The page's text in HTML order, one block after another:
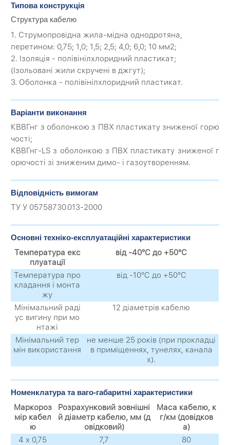
Типова конструкція
Структура кабелю
1. Струмопровідна жила-мідна однодротяна,
перетином: 0,75; 1,0; 1,5; 2,5; 4,0; 6,0; 10 мм2;
2. Ізоляція - полівінілхлоридний пластикат;
(Ізольовані жили скручені в джгут);
3. Оболонка - полівінілхлоридний пластикат.
Варіанти виконання
КВВГнг з оболонкою з ПВХ пластикату зниженої горю
чості;
КВВГнг-LS з оболонкою з ПВХ пластикату зниженої г
орючості зі зниженим димо- і газоутворенням.
Відповідність вимогам
ТУ У 05758730.013-2000
Основні техніко-експлуатаційні характеристики
Температура екс
плуатації
від -40°С до +50°С
Температура про
кладання і монта
жу
від -10°С до +50°С
Мінімальний раді
ус вигину при мо
нтажі
12 діаметрів кабелю
Мінімальний тер
мін використання
не менше 25 років (при прокладці
в приміщеннях, тунелях, канала
х).
Номенклатура та ваго-габаритні характеристики
Маркороз
мір кабел
ю
Розрахунковий зовнішні
й діаметр кабелю, мм (д
овідковий)
Маса кабелю, к
г/км (довідков
а)
4 х 0,75
7,7
80